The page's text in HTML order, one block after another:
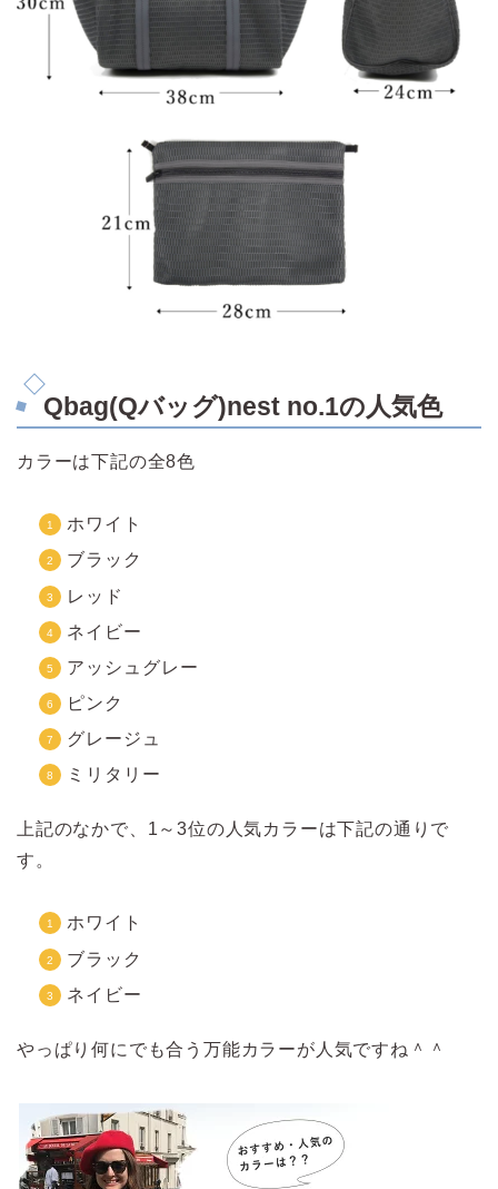
Qbag(Qバッグ)nest no.1の人気色
カラーは下記の全8色
ホワイト
ブラック
レッド
ネイビー
アッシュグレー
ピンク
グレージュ
ミリタリー
上記のなかで、1～3位の人気カラーは下記の通りで
す。
ホワイト
ブラック
ネイビー
やっぱり何にでも合う万能カラーが人気ですね＾＾